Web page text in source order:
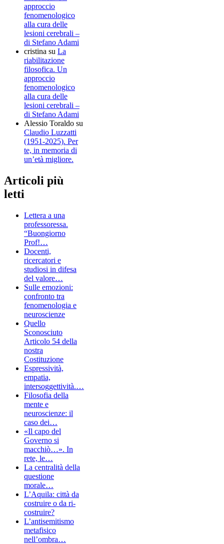
approccio
fenomenologico
alla cura delle
lesioni cerebrali –
di Stefano Adami
cristina su La
riabilitazione
filosofica. Un
approccio
fenomenologico
alla cura delle
lesioni cerebrali –
di Stefano Adami
Alessio Toraldo su
Claudio Luzzatti
(1951-2025). Per
te, in memoria di
un’età migliore.
Articoli più
letti
Lettera a una
professoressa.
“Buongiorno
Prof!…
Docenti,
ricercatori e
studiosi in difesa
del valore…
Sulle emozioni:
confronto tra
fenomenologia e
neuroscienze
Quello
Sconosciuto
Articolo 54 della
nostra
Costituzione
Espressività,
empatia,
intersoggettività.…
Filosofia della
mente e
neuroscienze: il
caso dei…
«Il capo del
Governo si
macchiò…». In
rete, le…
La centralità della
questione
morale…
L’Aquila: città da
costruire o da ri-
costruire?
L’antisemitismo
metafisico
nell’ombra…